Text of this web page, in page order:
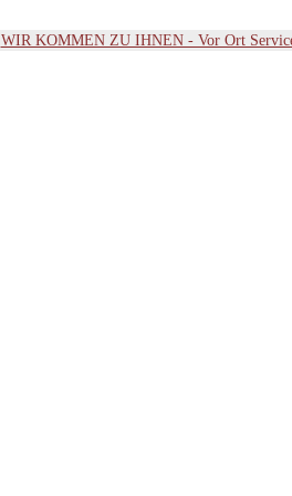
WIR KOMMEN ZU IHNEN - Vor Ort